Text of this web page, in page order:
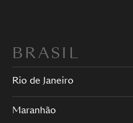
BRASIL
Rio de Janeiro
Maranhão